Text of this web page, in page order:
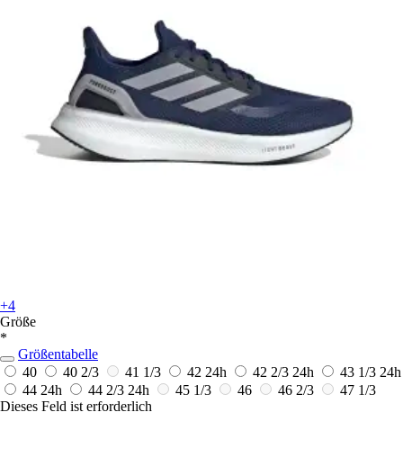
+4
Größe
*
Größentabelle
40
40 2/3 41 1/3 42 24h 42 2/3 24h 43 1/3 24h
44 24h 44 2/3 24h 45 1/3 46 46 2/3
47 1/3
Dieses Feld ist erforderlich